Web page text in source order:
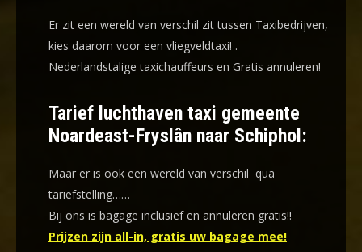
Er zit een wereld van verschil zit tussen Taxibedrijven,
kies daarom voor een vliegveldtaxi! .
Nederlandstalige taxichauffeurs en Gratis annuleren!
Tarief luchthaven taxi gemeente
Noardeast-Fryslân naar Schiphol:
Maar er is ook een wereld van verschil qua
tariefstelling……
Bij ons is bagage inclusief en annuleren gratis!!
Prijzen zijn all-in, gratis uw bagage mee!